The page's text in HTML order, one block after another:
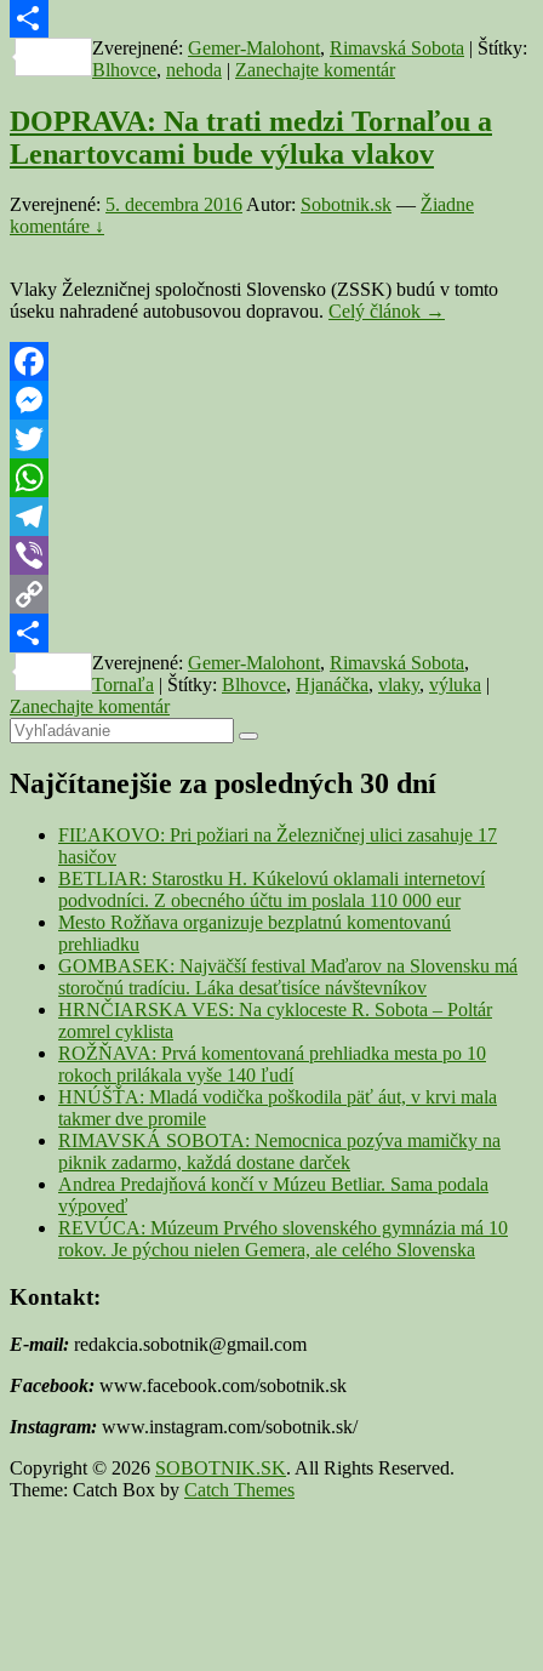
Copy
Link
Share
Zverejnené: Gemer-Malohont, Rimavská Sobota | Štítky:
Blhovce, nehoda | Zanechajte komentár
DOPRAVA: Na trati medzi Tornaľou a
Lenartovcami bude výluka vlakov
Zverejnené: 5. decembra 2016Autor: Sobotnik.sk — Žiadne
komentáre ↓
Vlaky Železničnej spoločnosti Slovensko (ZSSK) budú v tomto
úseku nahradené autobusovou dopravou. Celý článok DOPRAVA:
→
Facebook
Messenger
Twitter
WhatsApp
Telegram
Viber
Copy
Link
Share
Zverejnené: Gemer-Malohont, Rimavská Sobota,
Tornaľa | Štítky: Blhovce, Hjanáčka, vlaky, výluka |
Zanechajte komentár
Primary
Sidebar
Widget
Area
Search
for:
Search
Najčítanejšie za posledných 30 dní
FIĽAKOVO: Pri požiari na Železničnej ulici zasahuje 17
hasičov
BETLIAR: Starostku H. Kúkelovú oklamali internetoví
podvodníci. Z obecného účtu im poslala 110 000 eur
Mesto Rožňava organizuje bezplatnú komentovanú
prehliadku
GOMBASEK: Najväčší festival Maďarov na Slovensku má
storočnú tradíciu. Láka desaťtisíce návštevníkov
HRNČIARSKA VES: Na cykloceste R. Sobota – Poltár
zomrel cyklista
ROŽŇAVA: Prvá komentovaná prehliadka mesta po 10
rokoch prilákala vyše 140 ľudí
HNÚŠŤA: Mladá vodička poškodila päť áut, v krvi mala
takmer dve promile
RIMAVSKÁ SOBOTA: Nemocnica pozýva mamičky na
piknik zadarmo, každá dostane darček
Andrea Predajňová končí v Múzeu Betliar. Sama podala
výpoveď
REVÚCA: Múzeum Prvého slovenského gymnázia má 10
rokov. Je pýchou nielen Gemera, ale celého Slovenska
Kontakt:
E-mail: redakcia.sobotnik@gmail.com
Facebook: www.facebook.com/sobotnik.sk
Instagram: www.instagram.com/sobotnik.sk/
Copyright © 2026 SOBOTNIK.SK. All Rights Reserved.
Theme: Catch Box by Catch Themes